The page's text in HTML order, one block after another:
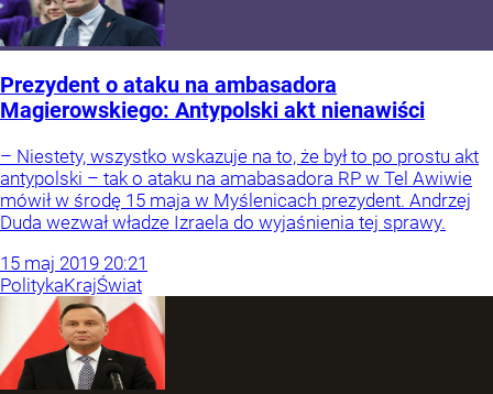
Prezydent o ataku na ambasadora
Magierowskiego: Antypolski akt nienawiści
– Niestety, wszystko wskazuje na to, że był to po prostu akt
antypolski – tak o ataku na amabasadora RP w Tel Awiwie
mówił w środę 15 maja w Myślenicach prezydent. Andrzej
Duda wezwał władze Izraela do wyjaśnienia tej sprawy.
15 maj 2019 20:21
PolitykaKrajŚwiat